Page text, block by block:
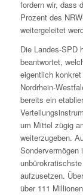
fordern wir, dass
Prozent des
weitergeleitet
Die Landes-SPD
beantwortet,
eigentlich
Nordrhein-
bereits ein
um Mittel zügig
weiterzugeben.
Sondervermögen
aufzusetzen.
über 111